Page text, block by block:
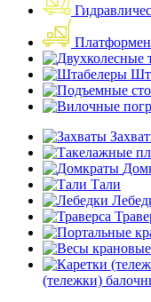
Тали
(тележки)